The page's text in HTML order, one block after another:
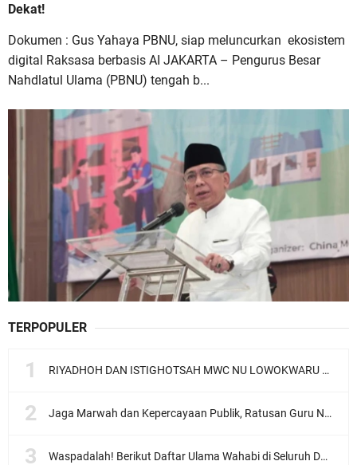
Dekat!
Dokumen : Gus Yahaya PBNU, siap meluncurkan ekosistem
digital Raksasa berbasis AI JAKARTA – Pengurus Besar
Nahdlatul Ulama (PBNU) tengah b...
TERPOPULER
RIYADHOH DAN ISTIGHOTSAH MWC NU LOWOKWARU Menyambut Muktamar NU ke-35, Meneguhkan Sanad Laku Para Muassis
Jaga Marwah dan Kepercayaan Publik, Ratusan Guru Ngaji Kota Malang Serukan Deklarasi Ramah Anak
Waspadalah! Berikut Daftar Ulama Wahabi di Seluruh Dunia dan Karya-karyanya